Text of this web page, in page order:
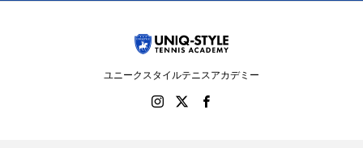
ユニークスタイルテニスアカデミー